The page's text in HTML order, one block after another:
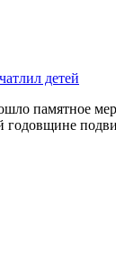
детей
памятное
годовщине